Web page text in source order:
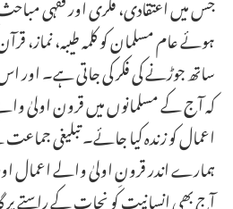
ہوئے عام مسلمان کو کلمہ طیبہ،
ساتھ جوڑنے کی فکر کی جاتی ہے۔ اور
کہ آج کے مسلمانوں میں قرون اولیٰ
اعمال کو زندہ کیا جائے۔ تبلیغی
ہمارے اندر قرونِ اولیٰ والے اعمال
آج بھی انسانیت کو نجات کے راستے پر